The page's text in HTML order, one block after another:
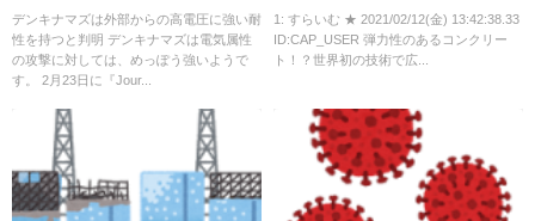
性」を持っていた！
デンキナマズは外部からの高電圧に強い耐
性を持つと判明 デンキナマズは電気属性
の攻撃に対しては、めっぽう強いようで
す。 2月23日に『Jour...
れ・世界初の技術で広がる未来
1: すらいむ ★ 2021/02/12(金) 13:42:38.33
ID:CAP_USER 弾力性のあるコンクリー
ト！？世界初の技術で広...